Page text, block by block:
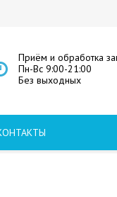
Приём и обработка
Пн-Вс 9:00-21:00
Без выходных